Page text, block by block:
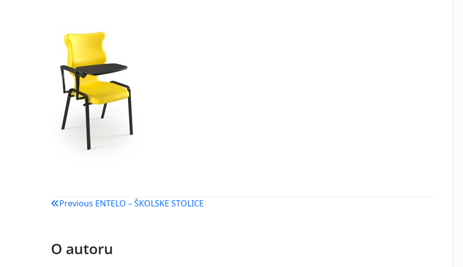
Navigacija
Previous ENTELO – ŠKOLSKE STOLICE
O autoru